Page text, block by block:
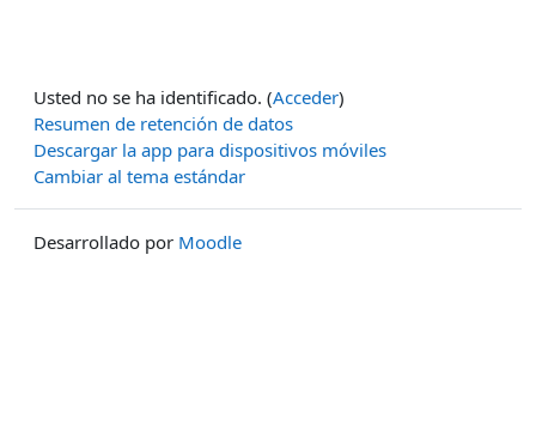
Usted no se ha identificado. (Acceder)
Resumen de retención de datos
Descargar la app para dispositivos móviles
Cambiar al tema estándar
Desarrollado por Moodle